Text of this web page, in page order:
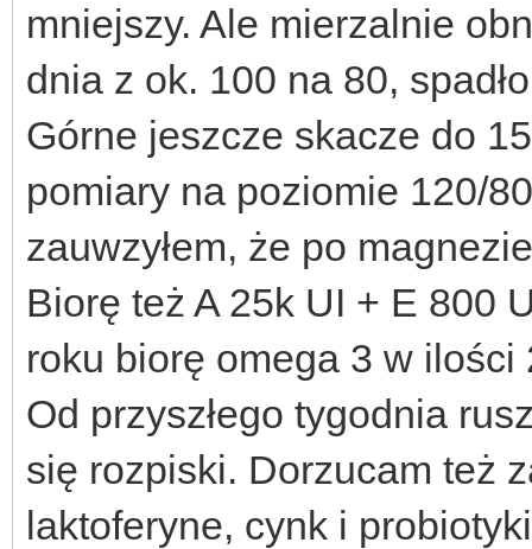
mniejszy. Ale mierzalnie
dnia z ok. 100 na 80,
Górne jeszcze skacze do
pomiary na poziomie 120/
zauwzyłem, że po
Biorę też A 25k UI + E 800
roku biorę omega 3 w ilości
Od przyszłego tygodnia
się rozpiski. Dorzucam też
laktoferyne, cynk i